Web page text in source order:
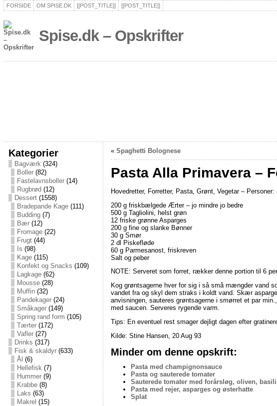
FORSIDE OM SPISE.DK [[POST_TITLE]] [[POST_TITLE]]
Spise.dk – Opskrifter
Kategorier
Bagværk(324)
Boller(82)
Fastelavnsboller(14)
Rugbrød (12)
Dessert(1558)
Bradepande Kage(111)
Budding(7)
Bær(12)
Fromage(22)
Frugt(44)
Is (98)
Kage(115)
Konfekt og Snacks (109)
Lagkage(62)
Mousse(28)
Muffin(32)
Pandekager(24)
Småkager(149)
Spring rand form (105)
Tærter(172)
Vafler(27)
Drinks (317)
Fisk & skaldyr(633)
Ål (6)
Hellefisk(7)
Hummer(9)
Krabbe(8)
Laks (63)
Makrel (15)
« Spaghetti Bolognese
Pasta Alla Primavera –
Hovedretter, Forretter, Pasta, Grønt, Vegetar – Personer:
200 g friskbælgede Ærter – jo mindre jo bedre
500 g Tagliolini, helst grøn
12 friske grønne Asparges
200 g fine og slanke Bønner
30 g Smør
2 dl Piskefløde
60 g Parmesanost, friskreven
Salt og peber
NOTE: Serveret som forret, rækker denne portion til 6
Kog grøntsagerne hver for sig i så små mængder vand
vandet fra og skyl dem straks i koldt vand. Skær
anvisningen, sauteres grøntsagerne i smørret et par
med saucen. Serveres rygende varm.
Tips: En eventuel rest smager dejligt dagen efter
Kilde: Stine Hansen, 20 Aug 93
Minder om denne opskrift:
Pasta med champignonsauce
Pasta og sauterede tomater
Sauterede tomater med forårsløg, oliven,
Pasta med rejer, asparges og østerhatte
Splat